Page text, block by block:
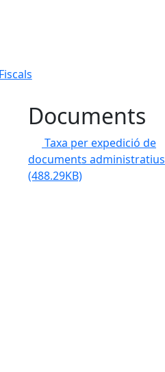
Documents
Taxa per expedició de
documents administratius
(488.29KB)